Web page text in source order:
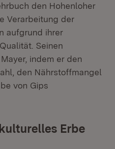
den Hohenloher
Verarbeitung der
aufgrund ihrer
Seinen
indem er den
den Nährstoffmangel
von Gips
Erbe